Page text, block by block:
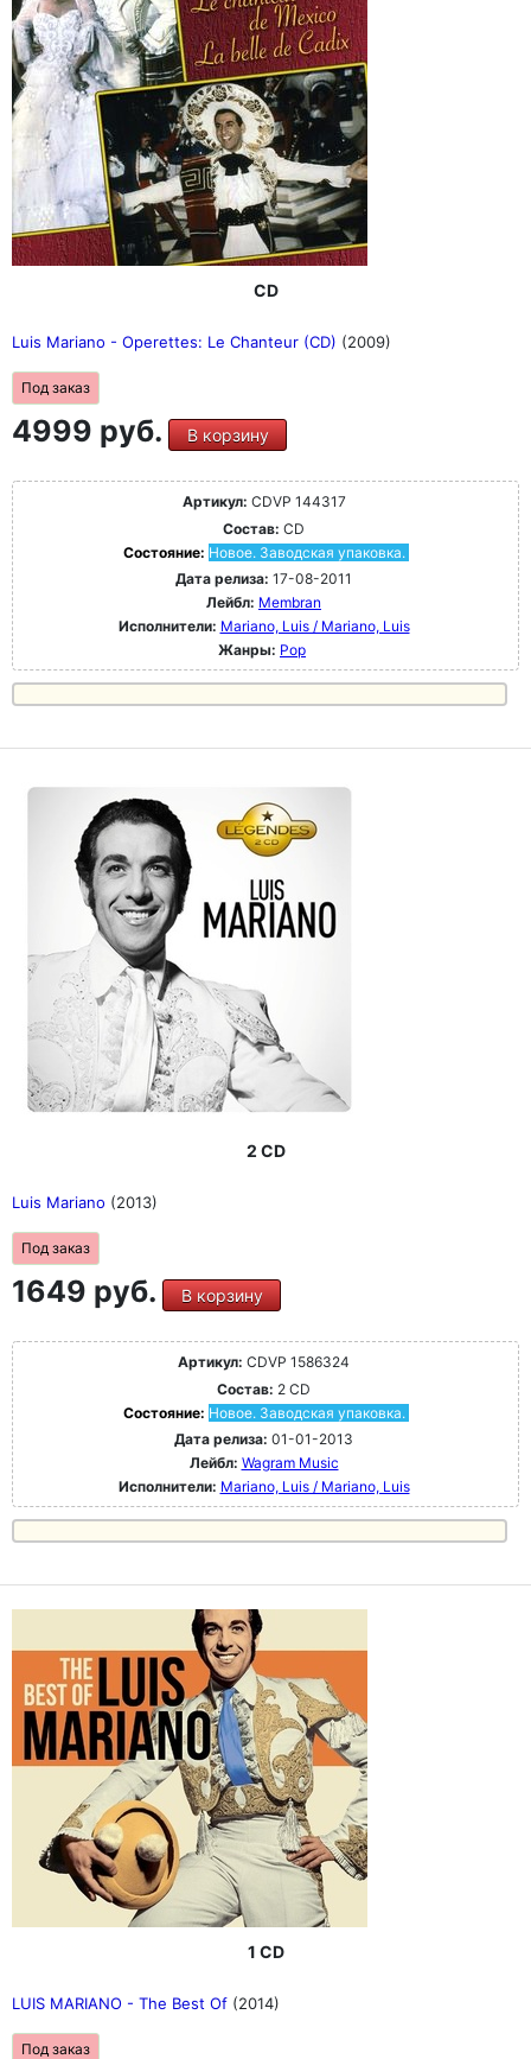
CD
Luis Mariano - Operettes: Le Chanteur (CD) (2009)
Под заказ
4999 руб. В корзину
Артикул: CDVP 144317
Состав: CD
Состояние: Новое. Заводская упаковка.
Дата релиза: 17-08-2011
Лейбл: Membran
Исполнители: Mariano, Luis / Mariano, Luis
Жанры: Pop
2 CD
Luis Mariano (2013)
Под заказ
1649 руб. В корзину
Артикул: CDVP 1586324
Состав: 2 CD
Состояние: Новое. Заводская упаковка.
Дата релиза: 01-01-2013
Лейбл: Wagram Music
Исполнители: Mariano, Luis / Mariano, Luis
1 CD
LUIS MARIANO - The Best Of (2014)
Под заказ